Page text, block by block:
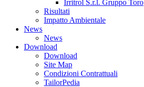
Irritrol S.r.l. Gruppo Toro
Risultati
Impatto Ambientale
News
News
Download
Download
Site Map
Condizioni Contrattuali
TailorPedia